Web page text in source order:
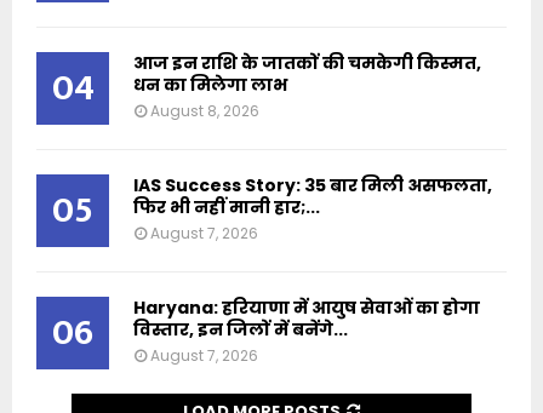
04
आज इन राशि के जातकों की चमकेगी किस्मत,
धन का मिलेगा लाभ
August 8, 2026
05
IAS Success Story: 35 बार मिली असफलता,
फिर भी नहीं मानी हार;...
August 7, 2026
06
Haryana: हरियाणा में आयुष सेवाओं का होगा
विस्तार, इन जिलों में बनेंगे...
August 7, 2026